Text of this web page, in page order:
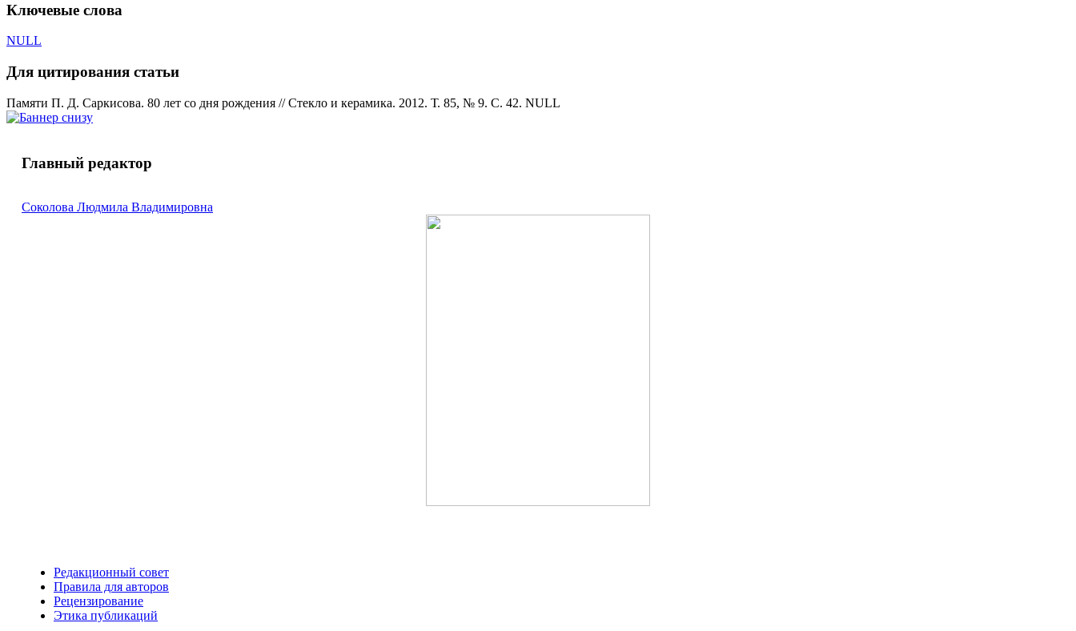
Ключевые слова
NULL
Для цитирования статьи
Памяти П. Д. Саркисова. 80 лет со дня рождения // Стекло и керамика. 2012. Т. 85, № 9. С. 42. NULL
Главный редактор
Соколова Людмила Владимировна
Редакционный совет
Правила для авторов
Рецензирование
Этика публикаций